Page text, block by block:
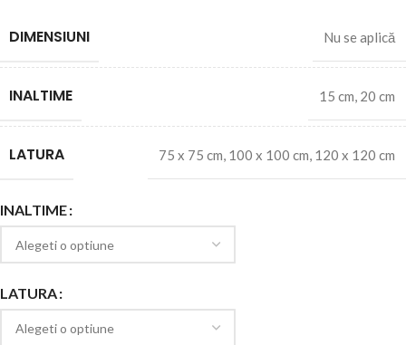
DIMENSIUNI Nu se aplică
INALTIME 15 cm, 20 cm
LATURA 75 x 75 cm, 100 x 100 cm, 120 x 120 cm
INALTIME
LATURA